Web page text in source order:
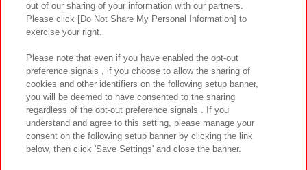
プライバシーポリシー ウェブアクセシビリティ方針と検証結果
お取引先さまとともに
カスタマーハラスメント対応方針 よくあるご質問・お問い合わせ
©Bandai Namco Amusement Inc.
out of our sharing of your information with our partners.
Please click [Do Not Share My Personal Information] to
exercise your right.
Please note that even if you have enabled the opt-out
preference signals , if you choose to allow the sharing of
cookies and other identifiers on the following setup banner,
you will be deemed to have consented to the sharing
regardless of the opt-out preference signals . If you
understand and agree to this setting, please manage your
consent on the following setup banner by clicking the link
below, then click 'Save Settings' and close the banner.